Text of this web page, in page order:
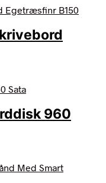
960